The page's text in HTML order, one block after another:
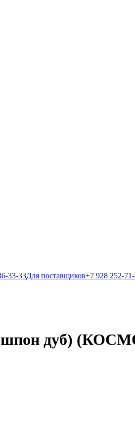
33-33Для поставщиков+7 928 252-
(шпон дуб)